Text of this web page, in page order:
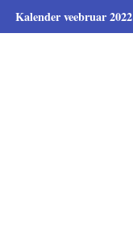
Kalender veebruar 2022